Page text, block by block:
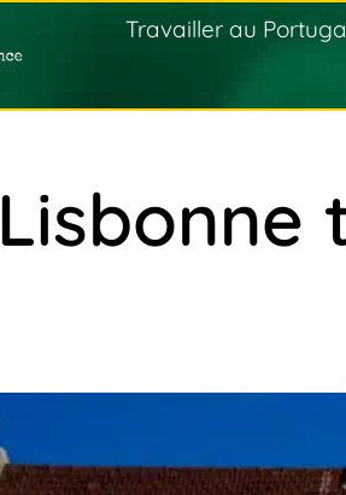
Travailler au
Lisbonne